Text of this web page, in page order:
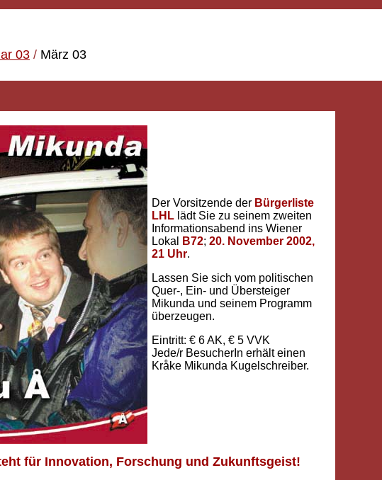
03 / März 03
Der Vorsitzende der Bürgerliste
LHL lädt Sie zu seinem zweiten
Informationsabend ins Wiener
Lokal
B72; 20. November 2002,
21 Uhr.
Lassen Sie sich vom politischen
Quer-, Ein- und Übersteiger
Mikunda und seinem Programm
überzeugen.
Eintritt: € 6 AK, € 5 VVK
Jede/r BesucherIn erhält einen
Kråke Mikunda Kugelschreiber.
für Innovation, Forschung und Zukunftsgeist!